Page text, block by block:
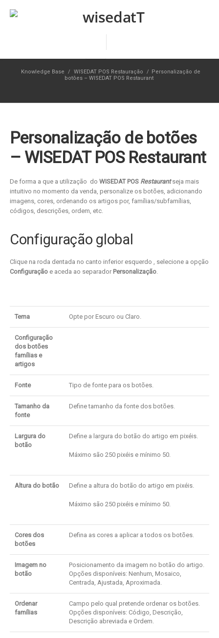
Knowledge Base / WISEDAT POS Restauração / Personalização de
botões – WISEDAT POS Restaurant
Personalização de botões
– WISEDAT POS Restaurant
De forma a que a utilização do WISEDAT POS Restaurant seja mais
intuitivo no momento da venda, personalize os botões, adicionando
imagens, cores, ordenando os artigos por, famílias/subfamílias,
códigos, descrições, ordem, etc.
Configuração global
Clique na roda dentada no canto inferior esquerdo , selecione a opção
Configuração e aceda ao separador Personalização.
Tema Opte por Escuro ou Claro.
Configuração
dos botões
famílias e
artigos
Fonte Tipo de fonte para os botões.
Tamanho da
fonte
Define tamanho da fonte dos botões.
Largura do
botão
Define a largura do botão do artigo em pixéis.
Máximo são 250 pixéis e mínimo 50.
Altura do botão Define a altura do botão do artigo em pixéis.
Máximo são 250 pixéis e mínimo 50.
Cores dos
botões
Defina as cores a aplicar a todos os botões.
Imagem no
botão
Posicionamento da imagem no botão do artigo.
Opções disponíveis: Nenhum, Mosaico,
Centrada, Ajustada, Aproximada.
Ordenar
famílias
Campo pelo qual pretende ordenar os botões.
Opções disponíveis: Código, Descrição,
Descrição abreviada e Ordem.